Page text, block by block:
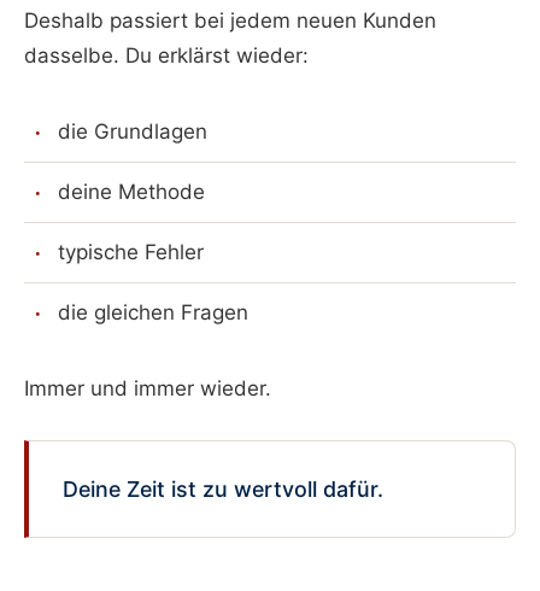
Deshalb passiert bei jedem neuen Kunden
dasselbe. Du erklärst wieder:
die Grundlagen
deine Methode
typische Fehler
die gleichen Fragen
Immer und immer wieder.
Deine Zeit ist zu wertvoll dafür.